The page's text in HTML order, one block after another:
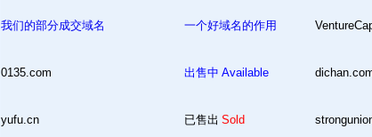
我们的部分成交域名 一个好域名的作用
0135.com 出售中 Available
yufu.cn 已售出 Sold